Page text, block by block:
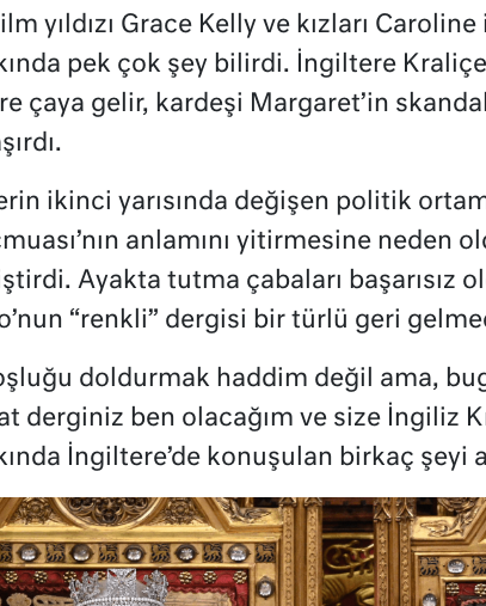
yıldızı Grace Kelly ve kızları
pek çok şey bilirdi. İngiltere
çaya gelir, kardeşi Margaret’in
ikinci yarısında değişen politik
anlamını yitirmesine neden
Ayakta tutma çabaları başarısız
“renkli” dergisi bir türlü geri
doldurmak haddim değil ama,
derginiz ben olacağım ve size İngiliz
İngiltere’de konuşulan birkaç şeyi